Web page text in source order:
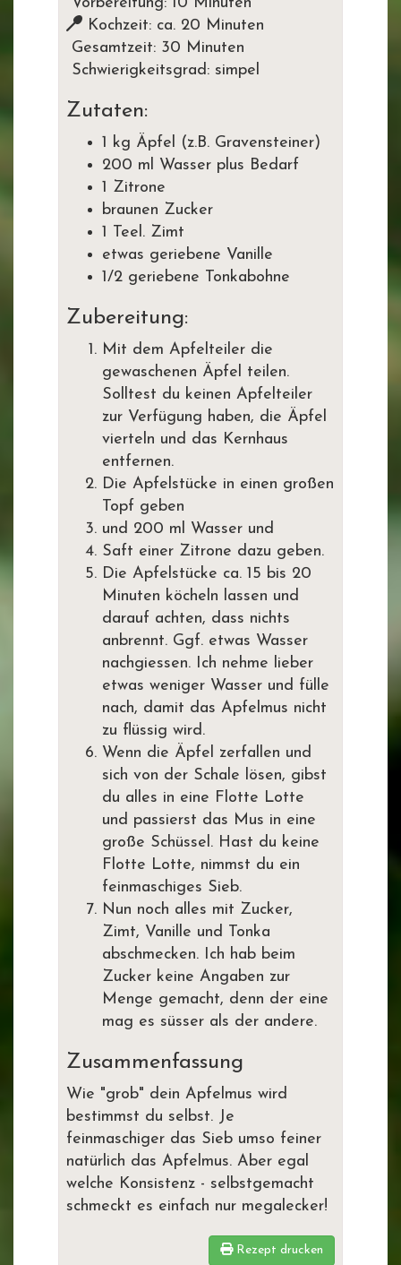
Kochzeit: ca. 20 Minuten
Gesamtzeit: 30 Minuten
Schwierigkeitsgrad: simpel
Zutaten:
1 kg Äpfel (z.B. Gravensteiner)
200 ml Wasser plus Bedarf
1 Zitrone
braunen Zucker
1 Teel. Zimt
etwas geriebene Vanille
1/2 geriebene Tonkabohne
Zubereitung:
Mit dem Apfelteiler die
gewaschenen Äpfel teilen.
Solltest du keinen Apfelteiler
zur Verfügung haben, die Äpfel
vierteln und das Kernhaus
entfernen.
Die Apfelstücke in einen großen
Topf geben
und 200 ml Wasser und
Saft einer Zitrone dazu geben.
Die Apfelstücke ca. 15 bis 20
Minuten köcheln lassen und
darauf achten, dass nichts
anbrennt. Ggf. etwas Wasser
nachgiessen. Ich nehme lieber
etwas weniger Wasser und fülle
nach, damit das Apfelmus nicht
zu flüssig wird.
Wenn die Äpfel zerfallen und
sich von der Schale lösen, gibst
du alles in eine Flotte Lotte
und passierst das Mus in eine
große Schüssel. Hast du keine
Flotte Lotte, nimmst du ein
feinmaschiges Sieb.
Nun noch alles mit Zucker,
Zimt, Vanille und Tonka
abschmecken. Ich hab beim
Zucker keine Angaben zur
Menge gemacht, denn der eine
mag es süsser als der andere.
Zusammenfassung
Wie "grob" dein Apfelmus wird
bestimmst du selbst. Je
feinmaschiger das Sieb umso feiner
natürlich das Apfelmus. Aber egal
welche Konsistenz - selbstgemacht
schmeckt es einfach nur megalecker!
Rezept drucken